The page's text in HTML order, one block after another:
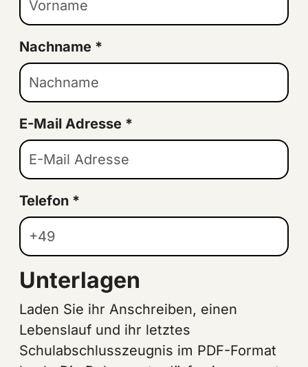
Nachname *
E-Mail Adresse *
Telefon *
Unterlagen
Laden Sie ihr Anschreiben, einen
Lebenslauf und ihr letztes
Schulabschlusszeugnis im PDF-Format